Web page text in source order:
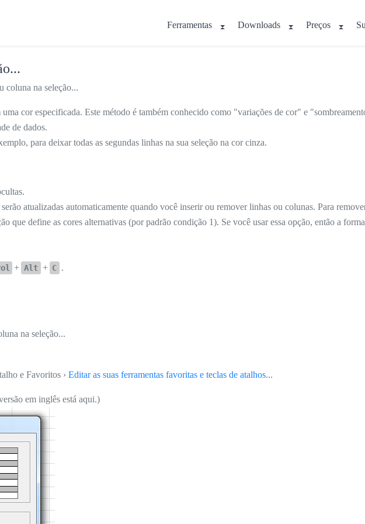
Ferramentas Downloads Preços
coluna na seleção...
cor especificada. Este método é também conhecido como "variações de cor" e
de dados.
para deixar todas as segundas linhas na sua seleção na cor cinza.
atualizadas automaticamente quando você inserir ou remover linhas ou colunas. Para
que define as cores alternativas (por padrão condição 1). Se você usar essa opção, então a
+ Alt + C .
na seleção...
e Favoritos › Editar as suas ferramentas favoritas e teclas de atalhos...
em inglês está aqui.)